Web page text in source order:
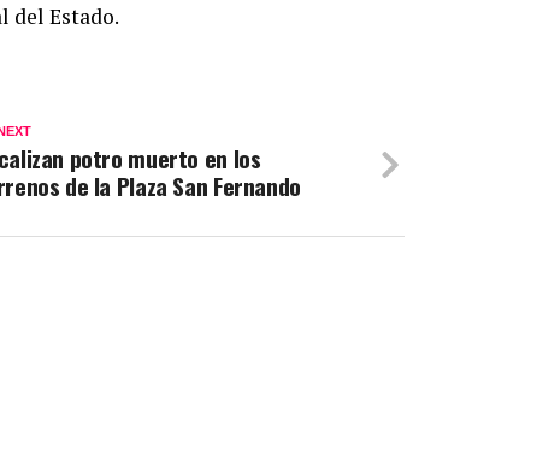
del Estado.
potro muerto en los
de la Plaza San Fernando